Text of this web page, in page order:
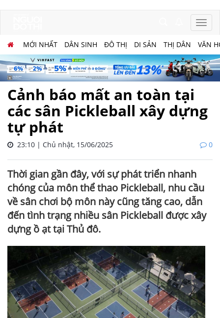
MỚI NHẤT DÂN SINH ĐÔ THỊ DI SẢN THỊ DÂN VĂN
Cảnh báo mất an toàn tại
các sân Pickleball xây dựng
tự phát
23:10 | Chủ nhật, 15/06/2025 0
Thời gian gần đây, với sự phát triển nhanh
chóng của môn thể thao Pickleball, nhu cầu
về sân chơi bộ môn này cũng tăng cao, dẫn
đến tình trạng nhiều sân Pickleball được xây
dựng ồ ạt tại Thủ đô.